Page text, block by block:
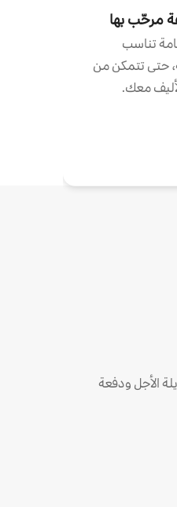
مرحّب بها
تناسب
حتى تتمكن من
معك.
الأجل ودفعة